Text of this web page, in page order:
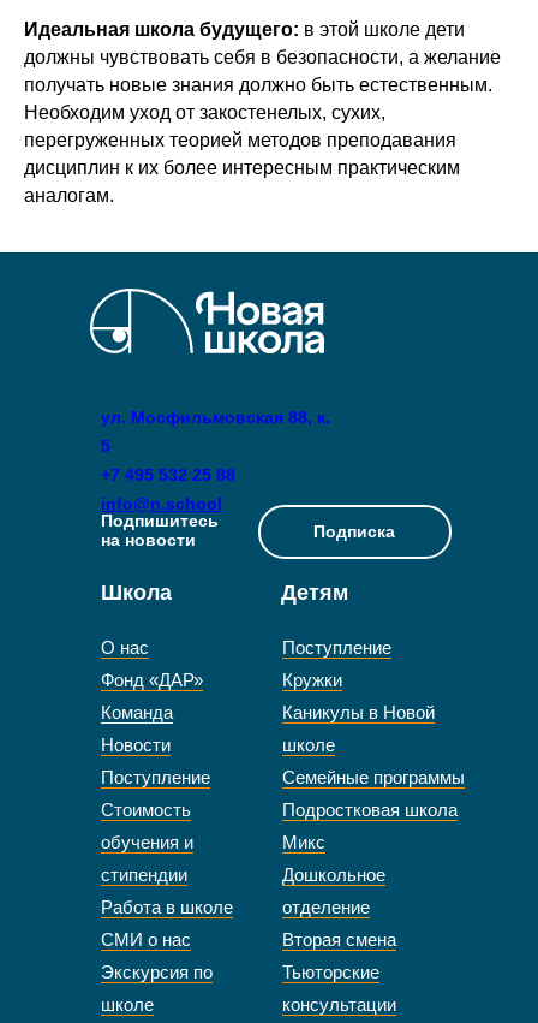
Идеальная школа будущего: в этой школе дети
должны чувствовать себя в безопасности, а желание
получать новые знания должно быть естественным.
Необходим уход от закостенелых, сухих,
перегруженных теорией методов преподавания
дисциплин к их более интересным практическим
аналогам.
Школа Детям
О нас
Фонд «ДАР»
Команда
Новости
Поступление
Стоимость
обучения и
стипендии
Работа в школе
СМИ о нас
Экскурсия по
школе
Поступление
Кружки
Каникулы в Новой
школе
Семейные программы
Подростковая школа
Микс
Дошкольное
отделение
Вторая смена
Тьюторские
консультации
Подписка
Подпишитесь
на новости
ул. Мосфильмовская 88, к.
5
+7 495 532 25 88
info@n.school